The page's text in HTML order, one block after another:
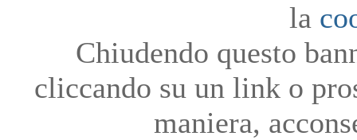
la
Chiudendo questo
cliccando su un link o
maniera,